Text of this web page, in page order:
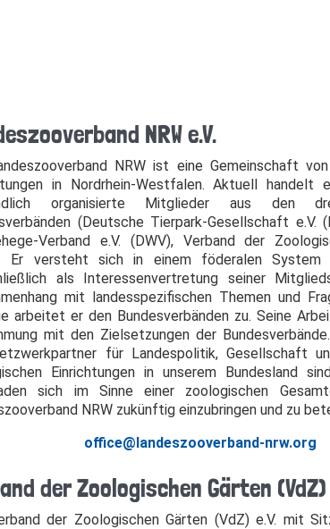
NRW e.V.
NRW ist eine Gemeinschaft
in Nordrhein-Westfalen. Aktuell handelt
organisierte Mitglieder aus den
(Deutsche Tierpark-Gesellschaft e.V.
Verband e.V. (DWV), Verband der
Er versteht sich in einem föderalen System
als Interessenvertretung seiner
mit landesspezifischen Themen und
arbeitet er den Bundesverbänden zu. Seine
mit den Zielsetzungen der
für Landespolitik, Gesellschaft
Einrichtungen in unserem Bundesland
sich im Sinne einer zoologischen
NRW zukünftig einzubringen und zu
office@landeszooverband-nrw.org
der Zoologischen Gärten (VdZ)
der Zoologischen Gärten (VdZ) e.V. mit